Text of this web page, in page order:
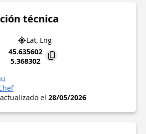
técnica
Lat, Lng
45.635602
5.368302
el 28/05/2026